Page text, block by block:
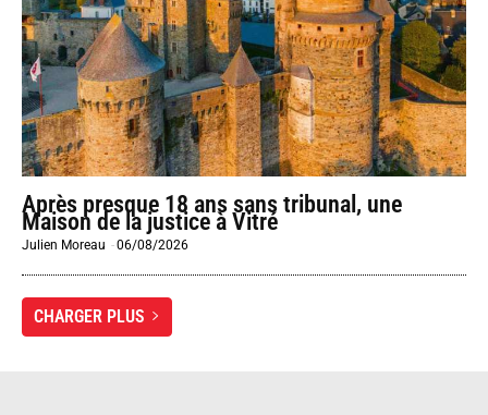
Après presque 18 ans sans tribunal, une
Maison de la justice à Vitré
Julien Moreau -06/08/2026
CHARGER PLUS